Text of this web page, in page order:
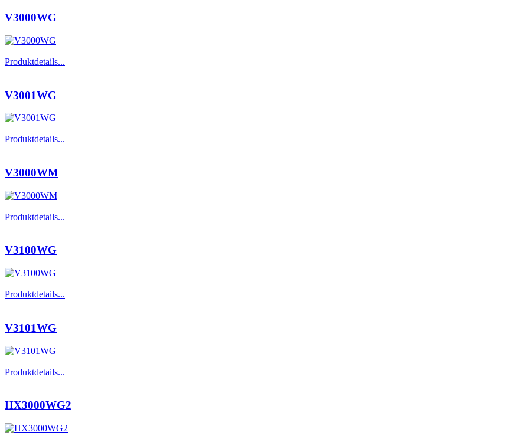
V3000WG
Produktdetails...
V3001WG
Produktdetails...
V3000WM
Produktdetails...
V3100WG
Produktdetails...
V3101WG
Produktdetails...
HX3000WG2